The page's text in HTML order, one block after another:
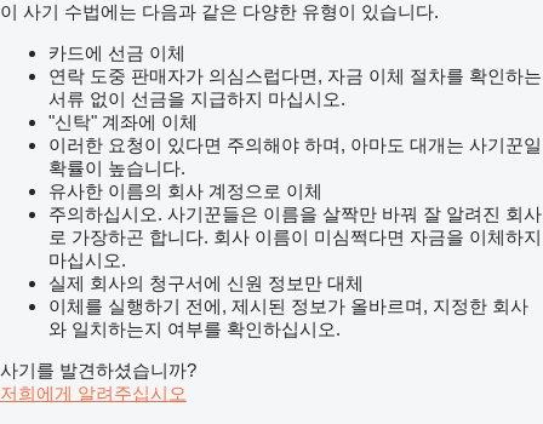
이 사기 수법에는 다음과 같은 다양한 유형이 있습니다.
카드에 선금 이체
연락 도중 판매자가 의심스럽다면, 자금 이체 절차를 확인하는
서류 없이 선금을 지급하지 마십시오.
"신탁" 계좌에 이체
이러한 요청이 있다면 주의해야 하며, 아마도 대개는 사기꾼일
확률이 높습니다.
유사한 이름의 회사 계정으로 이체
주의하십시오. 사기꾼들은 이름을 살짝만 바꿔 잘 알려진 회사
로 가장하곤 합니다. 회사 이름이 미심쩍다면 자금을 이체하지
마십시오.
실제 회사의 청구서에 신원 정보만 대체
이체를 실행하기 전에, 제시된 정보가 올바르며, 지정한 회사
와 일치하는지 여부를 확인하십시오.
사기를 발견하셨습니까?
저희에게 알려주십시오